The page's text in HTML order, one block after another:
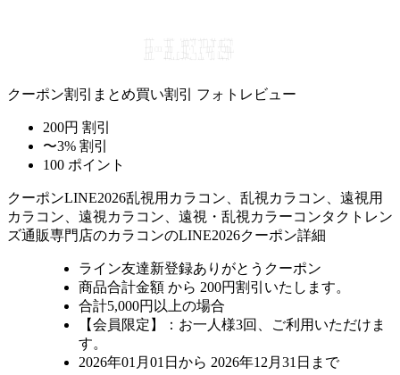
クーポン割引 まとめ買い割引 フォトレビュー
200円 割引
〜3% 割引
100 ポイント
クーポンLINE2026乱視用カラコン、乱視カラコン、遠視用
カラコン、遠視カラコン、遠視・乱視カラーコンタクトレン
ズ通販専門店のカラコンのLINE2026クーポン詳細
ライン友達新登録ありがとうクーポン
商品合計金額 から 200円割引 いたします。
合計5,000円以上の場合
【会員限定】：お一人様3回
、ご利用いただけま
す。
2026年01月01日から 2026年12月31日まで